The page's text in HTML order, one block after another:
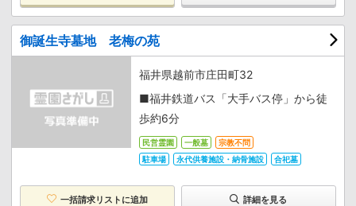
御誕生寺墓地 老梅の苑
福井県越前市庄田町32
■福井鉄道バス「大手バス停」から徒
歩約6分
民営霊園 一般墓
宗教不問
駐車場
永代供養施設・納骨施設 合祀墓
一括請求リストに追加 詳細を見る